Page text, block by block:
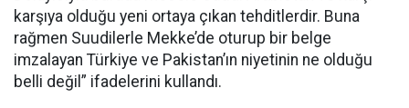
karşıya olduğu yeni ortaya çıkan tehditlerdir. Buna
rağmen Suudilerle Mekke’de oturup bir belge
imzalayan Türkiye ve Pakistan’ın niyetinin ne olduğu
belli değil” ifadelerini kullandı.